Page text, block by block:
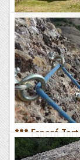
La Serra de
Després de la
millor que anar a
gent està
Segueix pujant
*** Esperó
Solsonès